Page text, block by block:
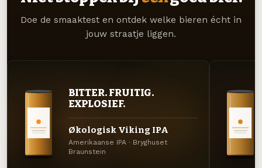
Doe de smaaktest en ontdek welke bieren écht in
jouw straatje liggen.
BITTER. FRUITIG.
EXPLOSIEF.
Økologisk Viking IPA
Amerikaanse IPA · Bryghuset
Braunstein